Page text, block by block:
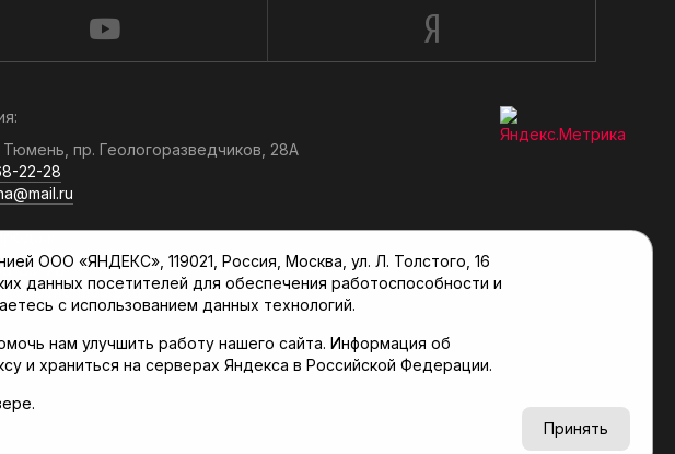
Тюмень, пр. Геологоразведчиков, 28А
22-28
89-78
6+
ООО «ЯНДЕКС», 119021, Россия, Москва, ул. Л. Толстого, 16
данных посетителей для обеспечения работоспособности и
с использованием данных технологий.
нам улучшить работу нашего сайта. Информация об
и храниться на серверах Яндекса в Российской Федерации.
Принять